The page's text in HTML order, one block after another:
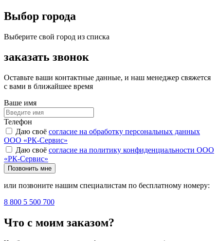
Выбор города
Выберите свой город из списка
заказать звонок
Оставьте ваши контактные данные, и наш менеджер свяжется
с вами в ближайшее время
Ваше имя
Телефон
Даю своё согласие на обработку персональных данных
ООО «РК-Сервис»
Даю своё согласие на политику конфиденциальности ООО
«РК-Сервис»
Позвонить мне
или позвоните нашим специалистам по бесплатному номеру:
8 800 5 500 700
Что с моим заказом?